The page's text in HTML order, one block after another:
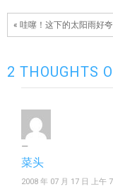
« 哇噻！这下的太阳雨好
2 THOUGHTS
菜头
2008 年 07 月 17 日 上午